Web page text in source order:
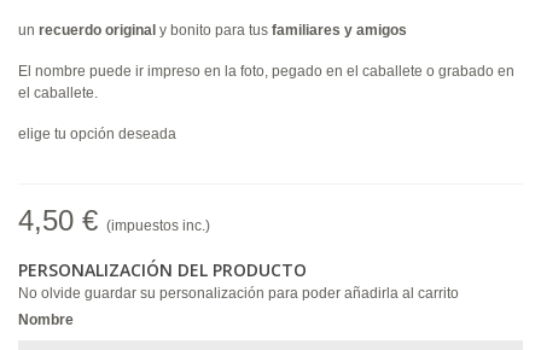
un recuerdo original y bonito para tus familiares y amigos
El nombre puede ir impreso en la foto, pegado en el caballete o grabado en
el caballete.
elige tu opción deseada
4,50 € (impuestos inc.)
PERSONALIZACIÓN DEL PRODUCTO
No olvide guardar su personalización para poder añadirla al carrito
Nombre